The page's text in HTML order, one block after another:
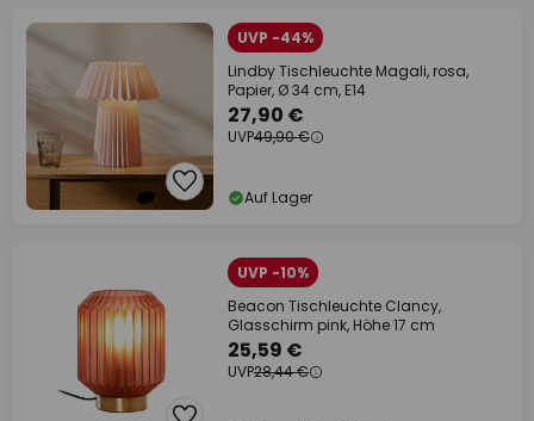
UVP -44%
Lindby Tischleuchte Magali, rosa,
Papier, Ø 34 cm, E14
27,90 €
UVP49,90 €
Auf Lager
UVP -10%
Beacon Tischleuchte Clancy,
Glasschirm pink, Höhe 17 cm
25,59 €
UVP28,44 €